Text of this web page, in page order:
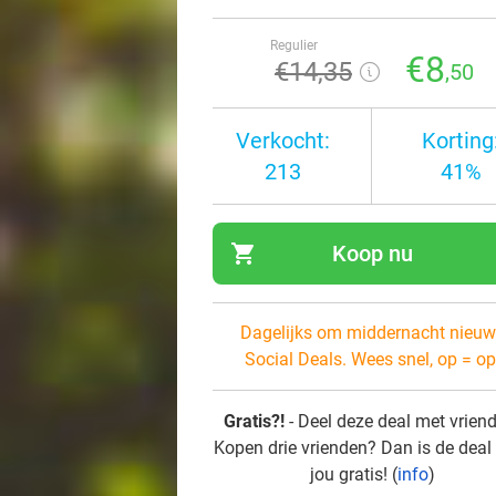
Regulier
€14,35 €8,50
Verkocht:
213
41%
shopping_cart Koop nu
Dagelijks om middernacht
Social Deals. Wees snel, op =
Gratis?! - Deel deze deal met
Kopen drie vrienden? Dan is de
jou gratis! (info)